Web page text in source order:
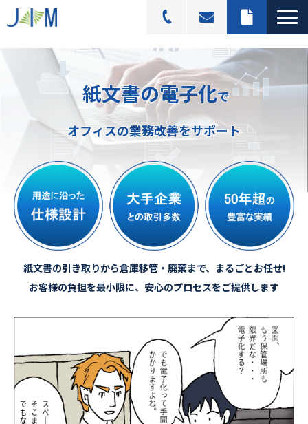
スキャニングサービス
選ばれる理由
活用シーン
導入事例
料金プラン
ブログ記事一覧
紙文書の電子化で
オフィスの業務改善をサポート
紙文書の引き取りから倉庫移管・廃棄まで、まるごとお任せ!
お客様の負担を最小限に、安心のプロセスをご提供します